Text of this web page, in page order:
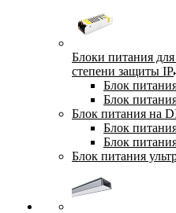
Блоки питания
степени защиты IP
Блок
Блок
Блок питания на
Блок
Блок
Блок питания